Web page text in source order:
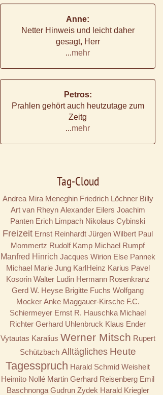
Anne:
Netter Hinweis und leicht daher
gesagt, Herr
...mehr
Petros:
Prahlen gehört auch heutzutage zum
Zeitg
...mehr
Tag-Cloud
Andrea Mira Meneghin Friedrich Löchner Billy
Art van Rheyn Alexander Eilers Joachim
Panten Erich Limpach Nikolaus Cybinski
Freizeit Ernst Reinhardt Jürgen Wilbert Paul
Mommertz Rudolf Kamp Michael Rumpf
Manfred Hinrich Jacques Wirion Else Pannek
Michael Marie Jung KarlHeinz Karius Pavel
Kosorin Walter Ludin Hermann Rosenkranz
Gerd W. Heyse Brigitte Fuchs Wolfgang
Mocker Anke Maggauer-Kirsche F.C.
Schiermeyer Ernst R. Hauschka Michael
Richter Gerhard Uhlenbruck Klaus Ender
Vytautas Karalius Werner Mitsch Rupert
Schützbach Alltägliches Heute
Tagesspruch Harald Schmid Weisheit
Heimito Nollé Martin Gerhard Reisenberg Emil
Baschnonga Gudrun Zydek Harald Kriegler